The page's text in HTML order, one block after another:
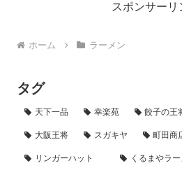
スポンサーリ
ホーム ラーメン
タグ
天下一品 幸楽苑 餃子の王
大阪王将 スガキヤ 町田商
リンガーハット くるまやラ